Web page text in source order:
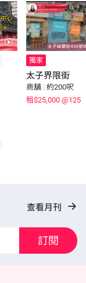
獨家
太子界限街
商舖 | 約200呎
租$25,000 @125
查看月刊
訂閱